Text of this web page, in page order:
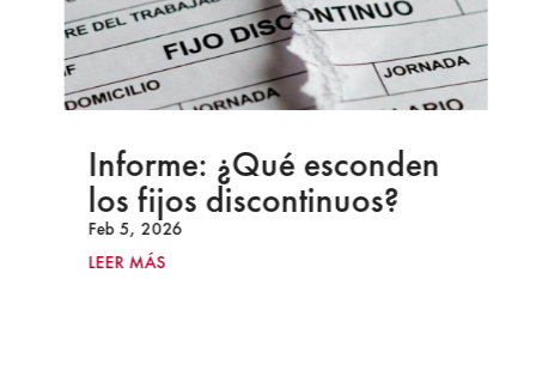
Informe: ¿Qué esconden
los fijos discontinuos?
Feb 5, 2026
LEER MÁS